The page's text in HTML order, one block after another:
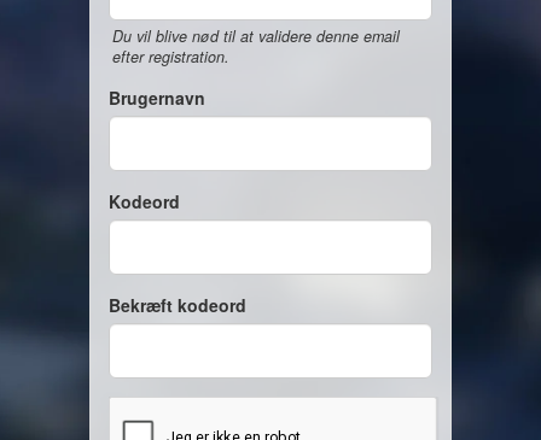
Du vil blive nød til at validere denne email
efter registration.
Brugernavn
Kodeord
Bekræft kodeord